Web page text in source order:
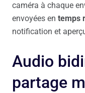
caméra à chaque
envoyées en temps
notification et
Audio
partage